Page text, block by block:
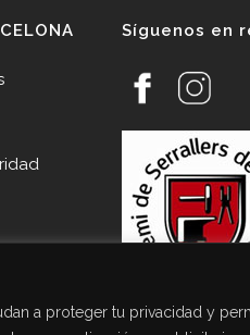
a proteger tu privacidad y
Síguenos en